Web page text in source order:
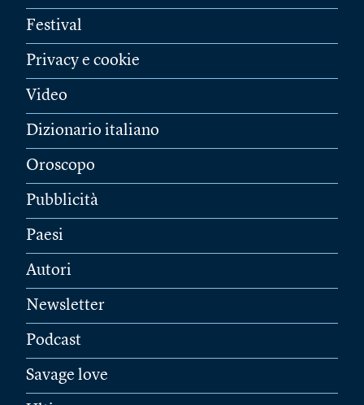
Festival
Privacy e cookie
Video
Dizionario italiano
Oroscopo
Pubblicità
Paesi
Autori
Newsletter
Podcast
Savage love